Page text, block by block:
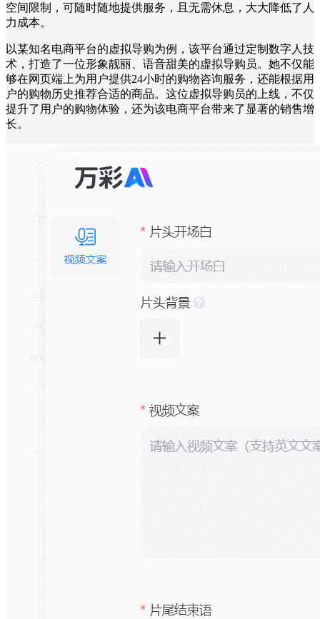
空间限制，可随时随地提供服务，且无需休息，大大降低了人
力成本。
以某知名电商平台的虚拟导购为例，该平台通过定制数字人技
术，打造了一位形象靓丽、语音甜美的虚拟导购员。她不仅能
够在网页端上为用户提供24小时的购物咨询服务，还能根据用
户的购物历史推荐合适的商品。这位虚拟导购员的上线，不仅
提升了用户的购物体验，还为该电商平台带来了显著的销售增
长。